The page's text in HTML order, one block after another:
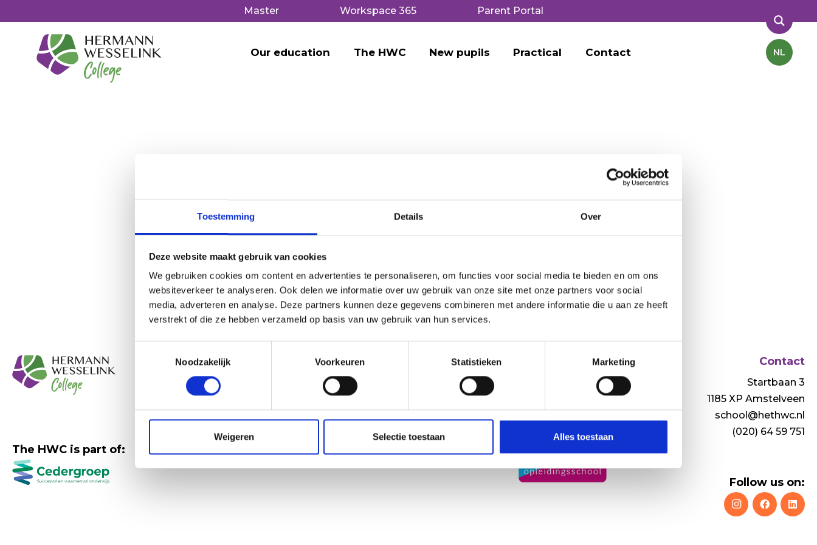
Toestemming Details Over
Deze website maakt gebruik van cookies
We gebruiken cookies om content en advertenties te personaliseren, om functies voor social media te bieden en om ons
websiteverkeer te analyseren. Ook delen we informatie over uw gebruik van onze site met onze partners voor social
media, adverteren en analyse. Deze partners kunnen deze gegevens combineren met andere informatie die u aan ze heeft
verstrekt of die ze hebben verzameld op basis van uw gebruik van hun services.
Noodzakelijk
Voorkeuren Statistieken Marketing
Weigeren Selectie toestaan Alles toestaan
Master Workspace 365 Parent Portal
Our education The HWC New pupils Practical Contact NL
The HWC is part of:
Quickly to
Who are we
Why HWC
Working at
Exams
School Guide
Collaborating
Contact
Startbaan 3
1185 XP Amstelveen
school@hethwc.nl
(020) 64 59 751
Follow us on: